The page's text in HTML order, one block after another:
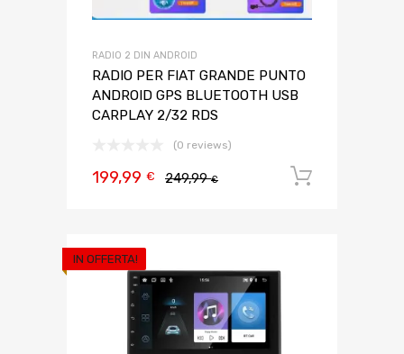
RADIO 2 DIN ANDROID
RADIO PER FIAT GRANDE PUNTO
ANDROID GPS BLUETOOTH USB
CARPLAY 2/32 RDS
(0 reviews)
249,99€
199,99 €
IN OFFERTA!